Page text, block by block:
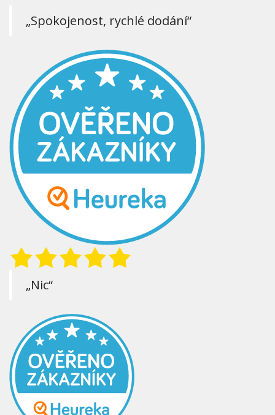
„Spokojenost, rychlé dodání“
„Nic“